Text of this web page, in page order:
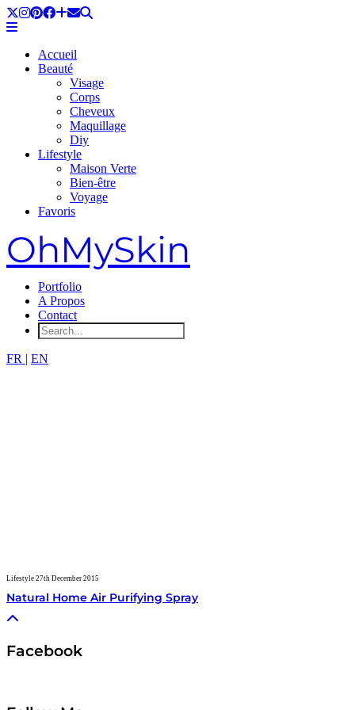
Accueil
Beauté
Visage
Corps
Cheveux
Maquillage
Diy
Lifestyle
Maison Verte
Bien-être
Voyage
Favoris
OhMySkin
Portfolio
A Propos
Contact
FR | EN
Lifestyle 27th December 2015
Natural Home Air Purifying Spray
Facebook